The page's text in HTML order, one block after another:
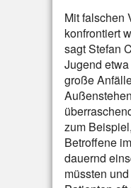
Mit falschen
konfrontiert
sagt Stefan
Jugend
große
zum
Betroffene
dauernd
müssten